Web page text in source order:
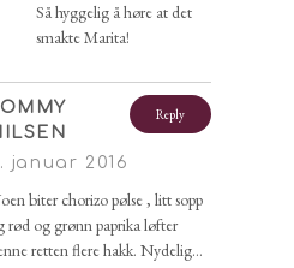
Så hyggelig å høre at det
smakte Marita!
Reply
januar 2016
biter chorizo pølse , litt sopp
rød og grønn paprika løfter
retten flere hakk. Nydelig…